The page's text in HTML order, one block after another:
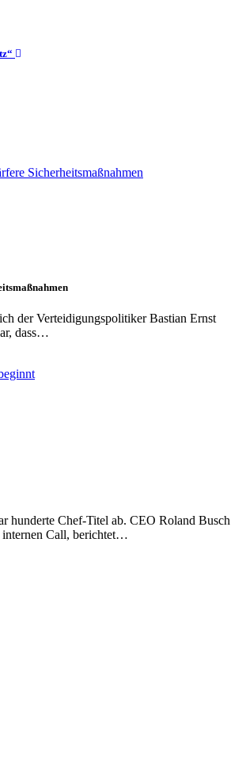
der Verteidigungspolitiker Bastian Ernst
dass…
hunderte Chef-Titel ab. CEO Roland Busch
internen Call, berichtet…